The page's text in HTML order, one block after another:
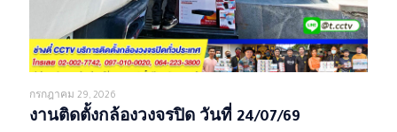
กรกฎาคม 29, 2026
งานติดตั้งกล้องวงจรปิด วันที่ 24/07/69